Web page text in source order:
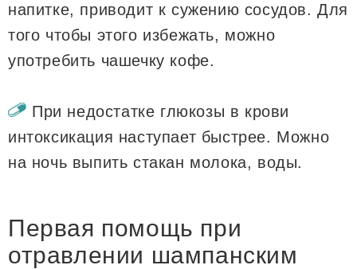
напитке, приводит к сужению сосудов. Для
того чтобы этого избежать, можно
употребить чашечку кофе.
При недостатке глюкозы в крови
интоксикация наступает быстрее. Можно
на ночь выпить стакан молока, воды.
Первая помощь при
отравлении шампанским